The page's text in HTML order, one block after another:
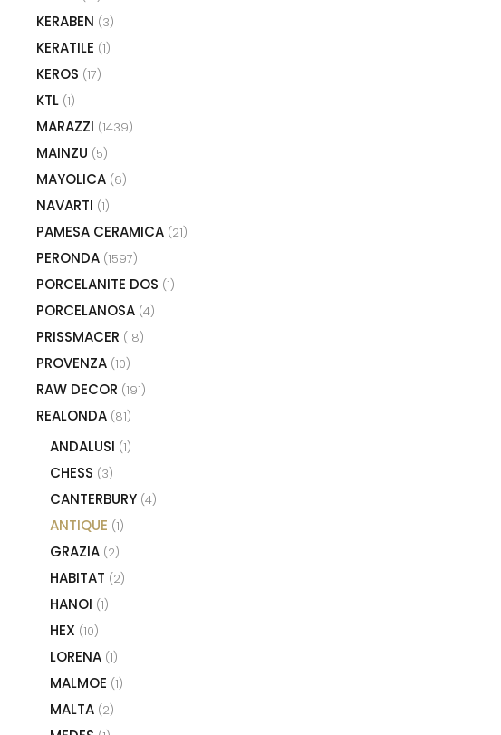
KERABEN (3)
KERATILE (1)
KEROS (17)
KTL (1)
MARAZZI (1439)
MAINZU (5)
MAYOLICA (6)
NAVARTI (1)
PAMESA CERAMICA (21)
PERONDA (1597)
PORCELANITE DOS (1)
PORCELANOSA (4)
PRISSMACER (18)
PROVENZA (10)
RAW DECOR (191)
REALONDA (81)
ANDALUSI (1)
CHESS (3)
CANTERBURY (4)
ANTIQUE (1)
GRAZIA (2)
HABITAT (2)
HANOI (1)
HEX (10)
LORENA (1)
MALMOE (1)
MALTA (2)